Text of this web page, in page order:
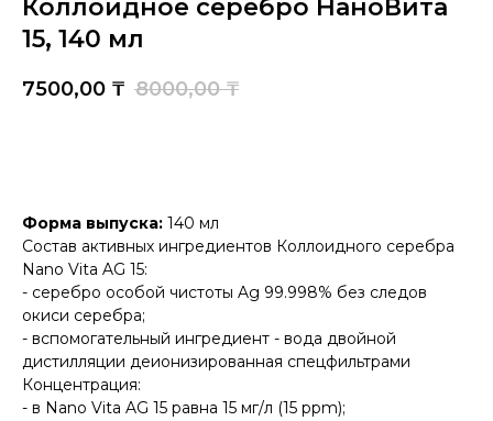
Коллоидное серебро НаноВита
15, 140 мл
7500,00 ₸ 8000,00 ₸
Форма выпуска: 140 мл
Состав активных ингредиентов Коллоидного серебра
Nano Vita AG 15:
- серебро особой чистоты Ag 99.998% без следов
окиси серебра;
- вспомогательный ингредиент - вода двойной
дистилляции деионизированная спецфильтрами
Концентрация:
- в Nano Vita AG 15 равна 15 мг/л (15 ррm);